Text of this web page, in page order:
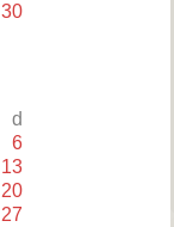
30
d
6
13
20
27